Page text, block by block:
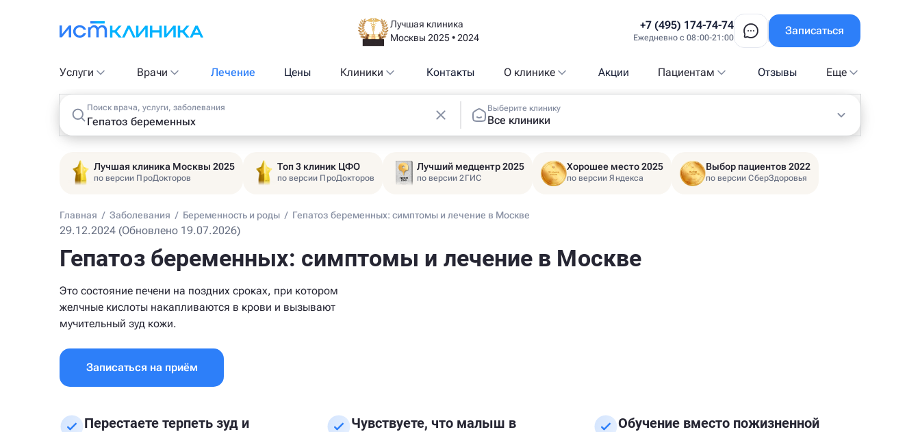
Лучшая клиника
Москвы 2025 • 2024
+7 (495) 174-74-74
Ежедневно с 08:00-21:00
Записаться
Услуги Врачи Лечение Цены Клиники Контакты О клинике Акции Пациентам Отзывы Еще
Поиск врача, услуги, заболевания Выберите клинику
Все клиники
Лучшая клиника Москвы 2025
по версии ПроДокторов
Топ 3 клиник ЦФО
по версии ПроДокторов
Лучший медцентр 2025
по версии 2ГИС
Хорошее место 2025
по версии Яндекса
Выбор пациентов 2022
по версии СберЗдоровья
Главная / Заболевания / Беременность и роды / Гепатоз беременных: симптомы и лечение в Москве
29.12.2024 (Обновлено 19.07.2026)
Гепатоз беременных: симптомы и лечение в Москве
Это состояние печени на поздних сроках, при котором
желчные кислоты накапливаются в крови и вызывают
мучительный зуд кожи.
Записаться на приём
Перестаете терпеть зуд и
Чувствуете, что малыш в
Обучение вместо пожизненной